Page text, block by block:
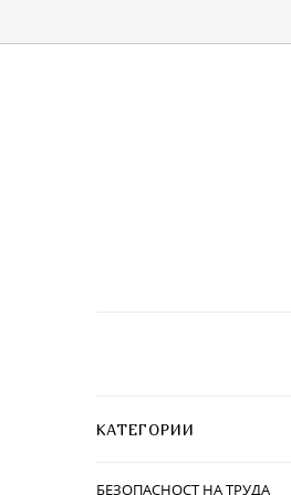
КАТЕГОРИИ
БЕЗОПАСНОСТ НА ТРУДА